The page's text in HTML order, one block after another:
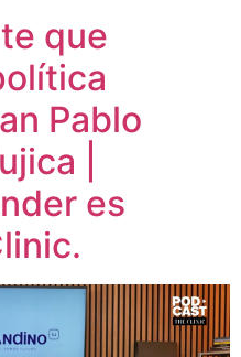
que
Pablo
|
es